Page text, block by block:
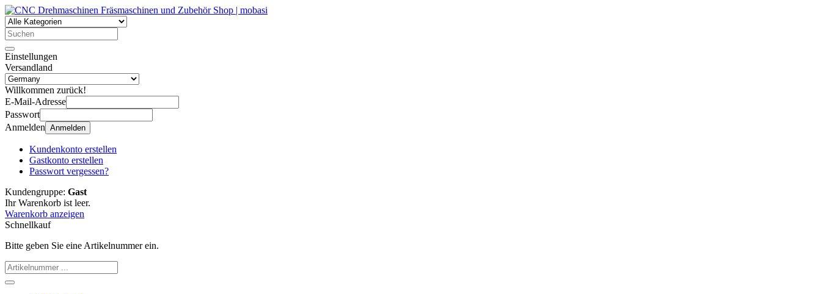
Einstellungen
Versandland
Willkommen zurück!
E-Mail-Adresse
Passwort
Anmelden Anmelden
Kundenkonto erstellen
Gastkonto erstellen
Passwort vergessen?
Kundengruppe: Gast
Ihr Warenkorb ist leer.
Warenkorb anzeigen
Schnellkauf
Bitte geben Sie eine Artikelnummer ein.